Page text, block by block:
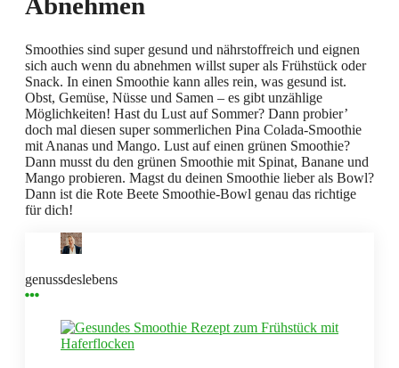
Abnehmen
Smoothies sind super gesund und nährstoffreich und eignen
sich auch wenn du abnehmen willst super als Frühstück oder
Snack. In einen Smoothie kann alles rein, was gesund ist.
Obst, Gemüse, Nüsse und Samen – es gibt unzählige
Möglichkeiten! Hast du Lust auf Sommer? Dann probier’
doch mal diesen super sommerlichen Pina Colada-Smoothie
mit Ananas und Mango. Lust auf einen grünen Smoothie?
Dann musst du den grünen Smoothie mit Spinat, Banane und
Mango probieren. Magst du deinen Smoothie lieber als Bowl?
Dann ist die Rote Beete Smoothie-Bowl genau das richtige
für dich!
genussdeslebens